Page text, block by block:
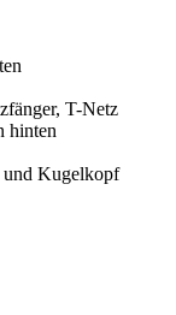
T-Netz
hinten
und Kugelkopf